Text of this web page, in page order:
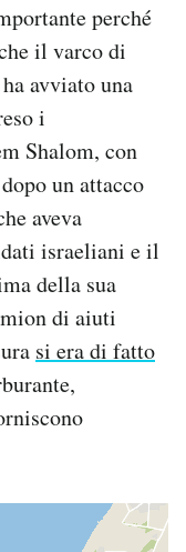
perché
il varco di
avviato una
i
Shalom, con
un attacco
aveva
israeliani e il
della sua
di aiuti
si era di fatto